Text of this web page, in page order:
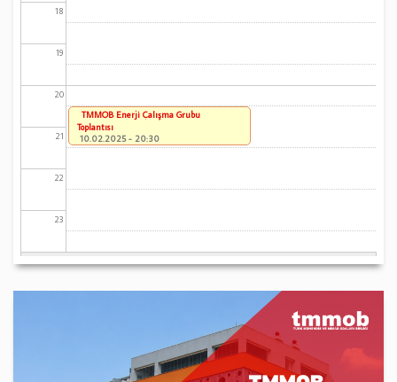
18
19
20
21
22
23
TMMOB Enerji Çalışma Grubu
Toplantısı
10.02.2025 - 20:30